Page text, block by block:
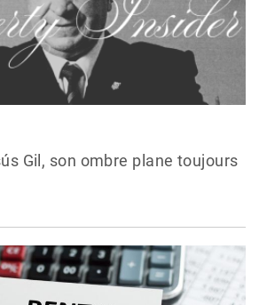
Gil, son ombre plane toujours